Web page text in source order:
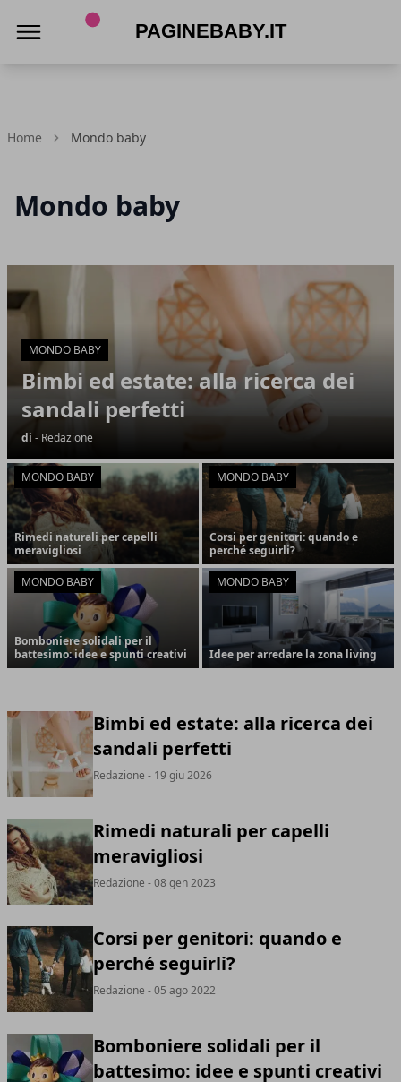
Home Mondo baby
Mondo baby
MONDO BABY
Bimbi ed estate: alla ricerca dei
sandali perfetti
di - Redazione
MONDO BABY
Rimedi naturali per capelli
meravigliosi
MONDO BABY
Corsi per genitori: quando e
perché seguirli?
MONDO BABY
Bomboniere solidali per il
battesimo: idee e spunti creativi
MONDO BABY
Idee per arredare la zona living
Bimbi ed estate: alla ricerca dei
sandali perfetti
Redazione - 19 giu 2026
Rimedi naturali per capelli
meravigliosi
Redazione - 08 gen 2023
Corsi per genitori: quando e
perché seguirli?
Redazione - 05 ago 2022
Bomboniere solidali per il
battesimo: idee e spunti creativi